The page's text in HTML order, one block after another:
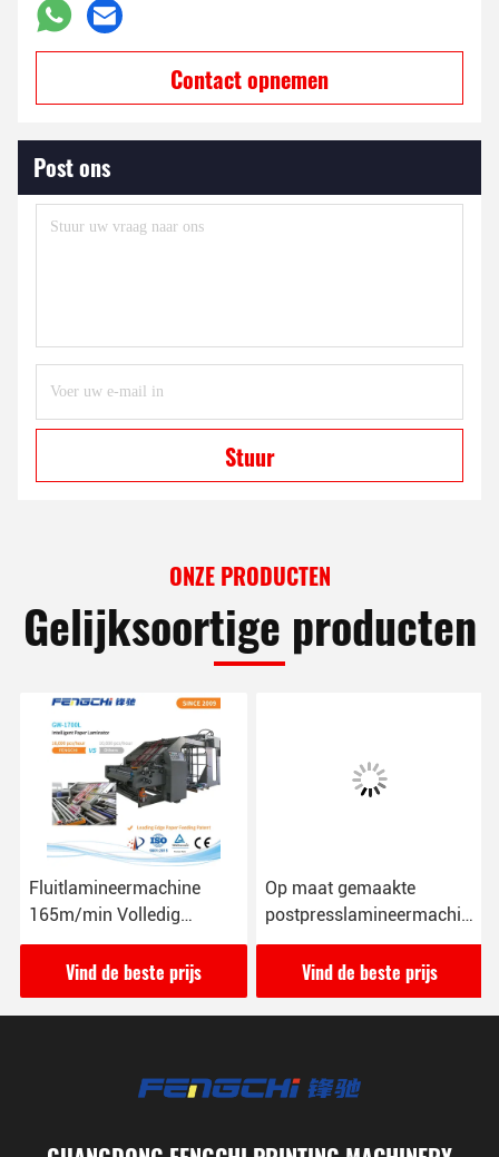
Contact opnemen
Post ons
Stuur
ONZE PRODUCTEN
Gelijksoortige producten
Fluitlamineermachine
165m/min Volledig
Digitaal Litho
Fluitlamineerder
Vind de beste prijs
Op maat gemaakte
postpresslamineermachine
met dubbellagers
Vind de beste prijs